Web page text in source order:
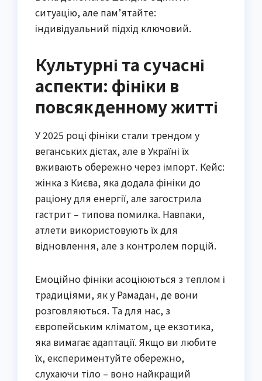
ситуацію, але пам’ятайте:
індивідуальний підхід ключовий.
Культурні та сучасні
аспекти: фініки в
повсякденному житті
У 2025 році фініки стали трендом у
веганських дієтах, але в Україні їх
вживають обережно через імпорт. Кейс:
жінка з Києва, яка додала фініки до
раціону для енергії, але загострила
гастрит – типова помилка. Навпаки,
атлети використовують їх для
відновлення, але з контролем порцій.
Емоційно фініки асоціюються з теплом і
традиціями, як у Рамадан, де вони
розговляються. Та для нас, з
європейським кліматом, це екзотика,
яка вимагає адаптації. Якщо ви любите
їх, експериментуйте обережно,
слухаючи тіло – воно найкращий